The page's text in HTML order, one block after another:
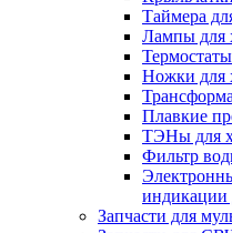
Таймера
Лампы для
Ножки для
Плавкие
ТЭНы для
Фильтр
индикации
Запчасти для